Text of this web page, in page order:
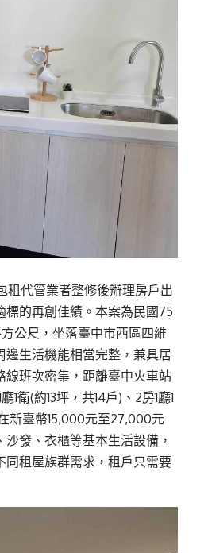
租代管業者整修後辦理房戶出
的再創佳績。本案為民國75
公尺，坐落臺中市西區四維
生活機能相當完整，兼具居
班次密集，距離臺中火車站
衛(約13坪，共14戶)、2房1廳1
新臺幣15,000元至27,000元
發、衣櫃等基本生活設備，
同租屋族群需求，租戶只需要